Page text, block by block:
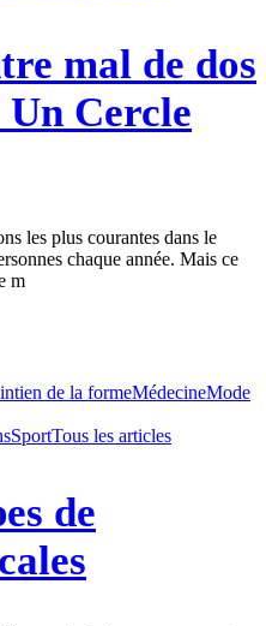
mal de dos
Un Cercle
les plus courantes dans le
chaque année. Mais ce
m
de la formeMédecineMode
SportTous les articles
de